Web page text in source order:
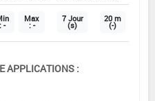
: -
Max
: -
7 Jour
(s)
20 m
(-)
APPLICATIONS :